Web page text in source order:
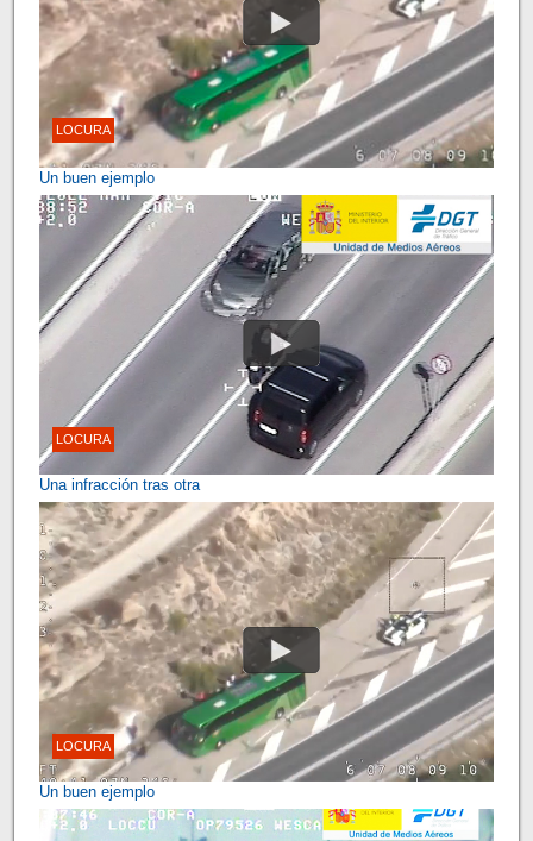
LOCURA
Un buen ejemplo
LOCURA
Una infracción tras otra
LOCURA
Un buen ejemplo